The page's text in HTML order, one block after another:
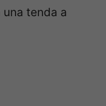
tenda a